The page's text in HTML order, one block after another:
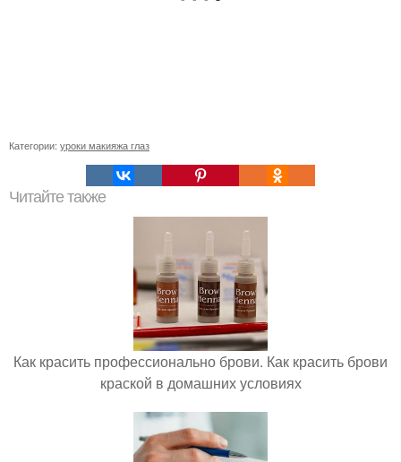
Категории: уроки макияжа глаз
Читайте также
Как красить профессионально брови. Как красить брови
краской в домашних условиях